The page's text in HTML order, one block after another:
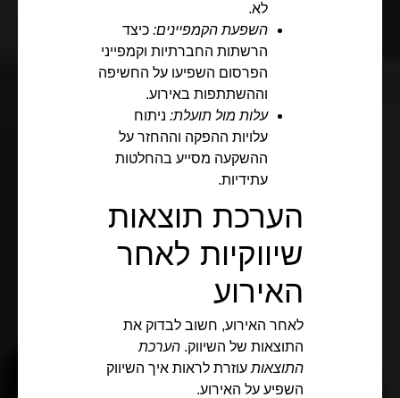
לא.
השפעת הקמפיינים: כיצד
הרשתות החברתיות וקמפייני
הפרסום השפיעו על החשיפה
וההשתתפות באירוע.
עלות מול תועלת: ניתוח
עלויות ההפקה וההחזר על
ההשקעה מסייע בהחלטות
עתידיות.
הערכת תוצאות
שיווקיות לאחר
האירוע
לאחר האירוע, חשוב לבדוק את
התוצאות של השיווק. הערכת
התוצאות עוזרת לראות איך השיווק
השפיע על האירוע.